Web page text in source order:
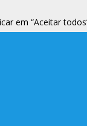
em “Aceitar